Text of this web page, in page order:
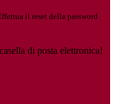
il reset della password
di posta elettronica!